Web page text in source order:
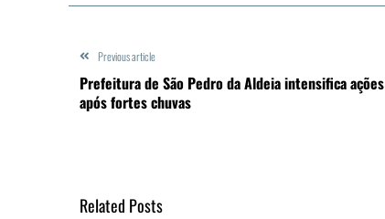
Previous article
Prefeitura de São Pedro da Aldeia intensifica ações
após fortes chuvas
Related Posts